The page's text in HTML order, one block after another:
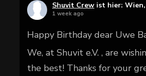
Shuvit Crew ist hier:
1 week ago
Happy Birthday dear Uwe
We, at Shuvit e.V. , are
the best! Thanks for your